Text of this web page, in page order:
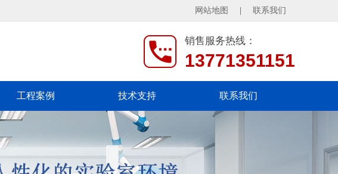
网站地图 联系我们
销售服务热线：
13771351151
工程案例 技术支持 联系我们